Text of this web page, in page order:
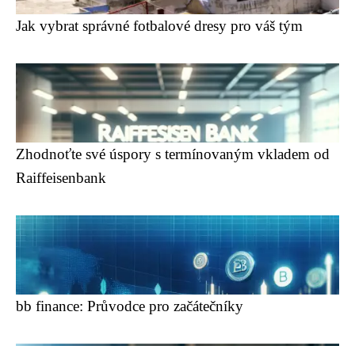
Jak vybrat správné fotbalové dresy pro váš tým
Zhodnoťte své úspory s termínovaným vkladem od
Raiffeisenbank
bb finance: Průvodce pro začátečníky